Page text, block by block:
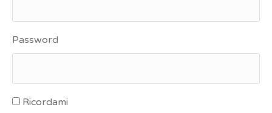
Password
Ricordami